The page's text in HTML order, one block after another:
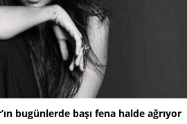
bugünlerde başı fena halde ağrıyor